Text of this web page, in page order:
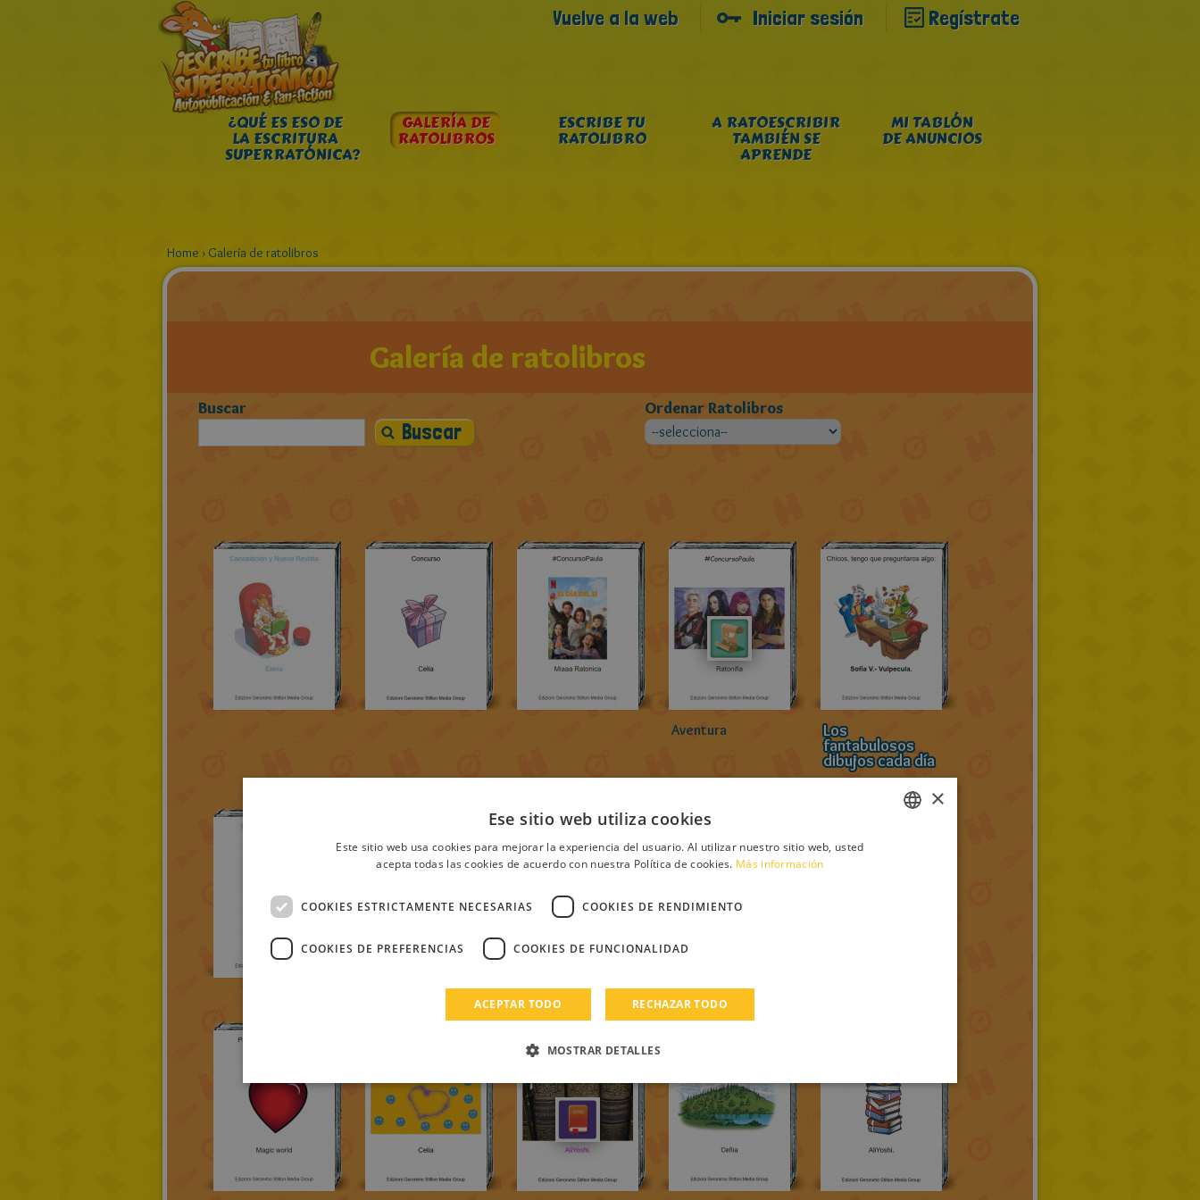
Vuelve a la web Iniciar sesión Regístrate
¿QUÉ ES ESO DE
LA ESCRITURA
SUPERRATÓNICA?
GALERÍA DE
RATOLIBROS
ESCRIBE TU
RATOLIBRO
A RATOESCRIBIR
TAMBIÉN SE
APRENDE
MI TABLÓN
DE ANUNCIOS
Home › Galería de ratolibros
Galería de ratolibros
Buscar Ordenar Ratolibros
Aventura Los
fantabulosos
dibujos cada día
TURKISH
GREEK
RUSSIAN
DUTCH
×
Ese sitio web utiliza cookies
Este sitio web usa cookies para mejorar la experiencia del usuario. Al utilizar nuestro sitio web, usted
acepta todas las cookies de acuerdo con nuestra Política de cookies. Más información
COOKIES ESTRICTAMENTE NECESARIAS COOKIES DE RENDIMIENTO
COOKIES DE PREFERENCIAS COOKIES DE FUNCIONALIDAD
ACEPTAR TODO RECHAZAR TODO
MOSTRAR DETALLES